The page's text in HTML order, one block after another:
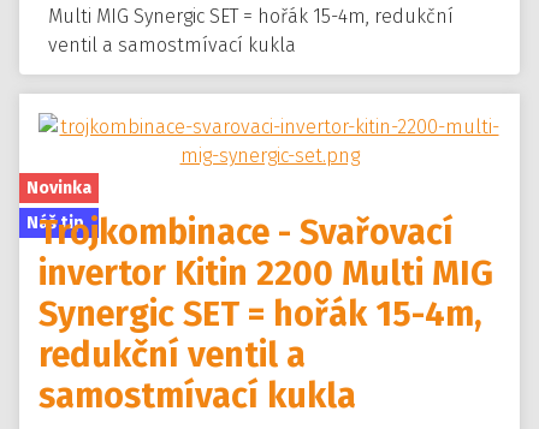
KONTAKTY
Multi MIG Synergic SET = hořák 15-4m, redukční
ventil a samostmívací kukla
Novinka
Náš tip
Trojkombinace - Svařovací
invertor Kitin 2200 Multi MIG
Synergic SET = hořák 15-4m,
redukční ventil a
samostmívací kukla